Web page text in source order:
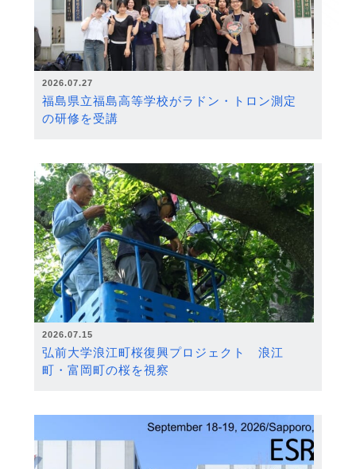
2026.07.27
福島県立福島高等学校がラドン・トロン測定
の研修を受講
2026.07.15
弘前大学浪江町桜復興プロジェクト 浪江
町・富岡町の桜を視察